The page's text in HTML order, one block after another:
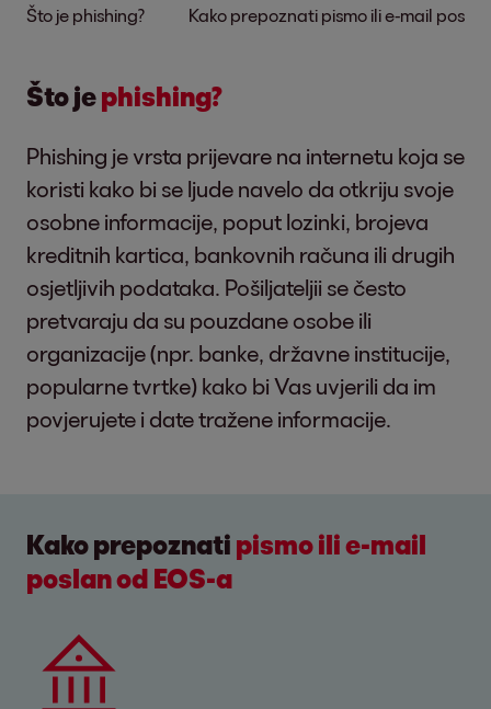
Što je phishing? Kako prepoznati pismo ili e-mail
Što jephishing?
Phishing je vrsta prijevare na internetu koja se
koristi kako bi se ljude navelo da otkriju svoje
osobne informacije, poput lozinki, brojeva
kreditnih kartica, bankovnih računa ili drugih
osjetljivih podataka. Pošiljateljii se često
pretvaraju da su pouzdane osobe ili
organizacije (npr. banke, državne institucije,
popularne tvrtke) kako bi Vas uvjerili da im
povjerujete i date tražene informacije.
Kako prepoznati pismo ili e-mail
poslan od EOS-a